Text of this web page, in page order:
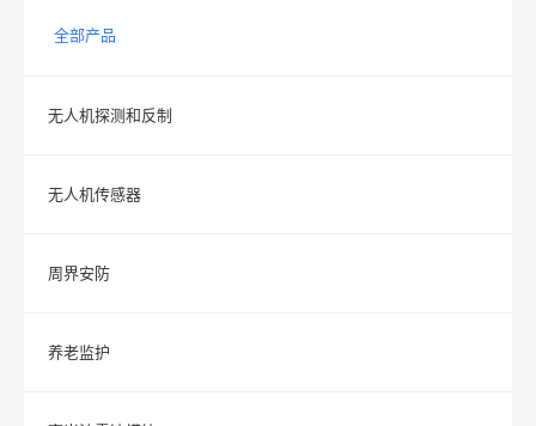
全部产品
无人机探测和反制
无人机传感器
周界安防
养老监护